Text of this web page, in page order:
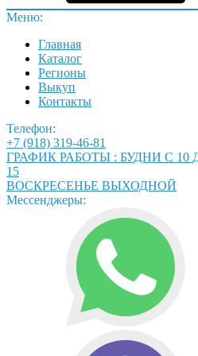
Меню:
Главная
Каталог
Регионы
Выкуп
Контакты
Телефон:
+7 (918) 319-46-81
ГРАФИК РАБОТЫ : БУДНИ С 10
15
ВОСКРЕСЕНЬЕ ВЫХОДНОЙ
Мессенджеры: